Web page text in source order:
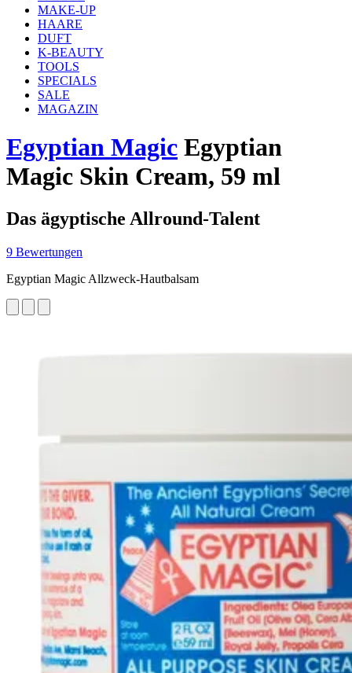
MAKE-UP
HAARE
DUFT
K-BEAUTY
TOOLS
SPECIALS
SALE
MAGAZIN
Egyptian Magic Egyptian
Magic Skin Cream, 59 ml
Das ägyptische Allround-Talent
9 Bewertungen
Egyptian Magic Allzweck-Hautbalsam